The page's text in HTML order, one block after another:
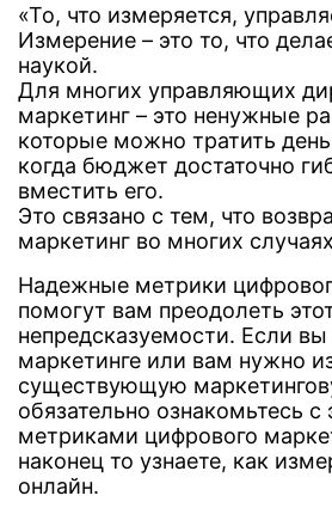
«То, что измеряется,
Измерение – это то, что
наукой.
Для многих управляющих
маркетинг – это ненужные
которые можно тратить
когда бюджет достаточно
вместить его.
Это связано с тем, что
маркетинг во многих
Надежные метрики
помогут вам преодолеть
непредсказуемости. Если
маркетинге или вам нужно
существующую
обязательно ознакомьтесь с
метриками цифрового
наконец то узнаете, как
онлайн.